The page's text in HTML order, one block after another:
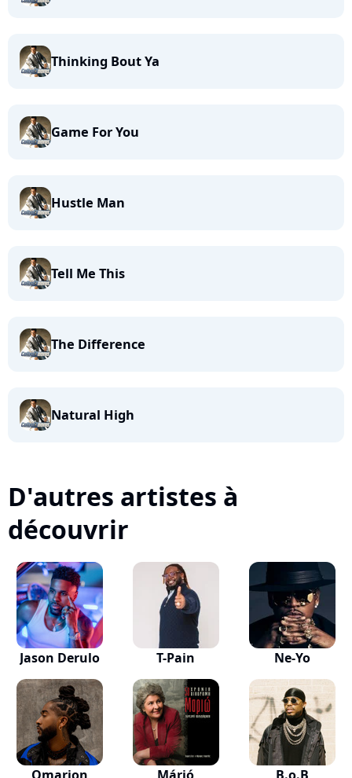
Thinking Bout Ya
Game For You
Hustle Man
Tell Me This
The Difference
Natural High
D'autres artistes à
découvrir
Jason Derulo T-Pain Ne-Yo